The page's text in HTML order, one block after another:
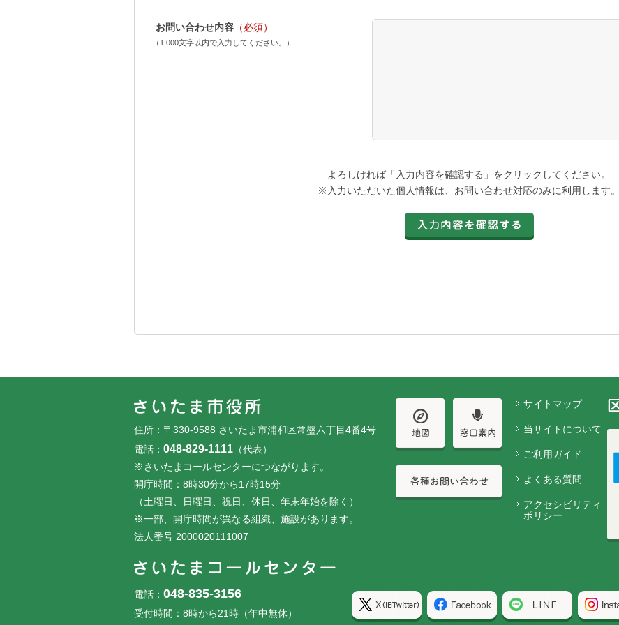
お問い合わせ内容 （必須）
（1,000文字以内で入力してください。）
よろしければ「入力内容を確認する」をクリックしてください。
※入力いただいた個人情報は、お問い合わせ対応のみに利用します。
住所：〒330-9588 さいたま市浦和区常盤六丁目4番4号
電話： 048-829-1111 （代表）
※さいたまコールセンターにつながります。
開庁時間：8時30分から17時15分
（土曜日、日曜日、祝日、休日、年末年始を除く）
※一部、開庁時間が異なる組織、施設があります。
法人番号 2000020111007
電話： 048-835-3156
受付時間：8時から21時（年中無休）
サイトマップ
当サイトについて
ご利用ガイド
よくある質問
アクセシビリティ
ポリシー